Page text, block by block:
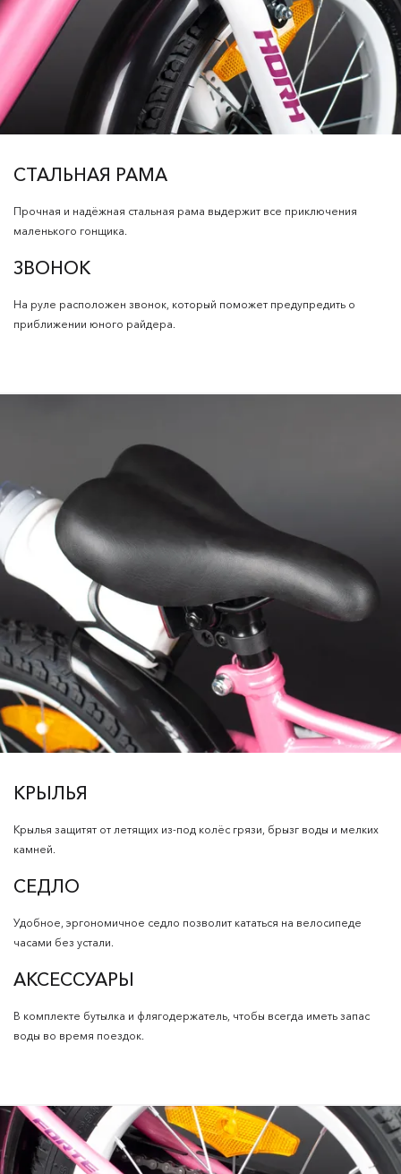
СТАЛЬНАЯ РАМА
Прочная и надёжная стальная рама выдержит все приключения
маленького гонщика.
ЗВОНОК
На руле расположен звонок, который поможет предупредить о
приближении юного райдера.
КРЫЛЬЯ
Крылья защитят от летящих из-под колёс грязи, брызг воды и мелких
камней.
СЕДЛО
Удобное, эргономичное седло позволит кататься на велосипеде
часами без устали.
АКСЕССУАРЫ
В комплекте бутылка и флягодержатель, чтобы всегда иметь запас
воды во время поездок.